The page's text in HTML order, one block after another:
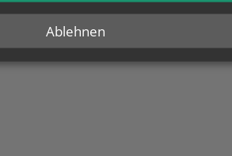
Ablehnen